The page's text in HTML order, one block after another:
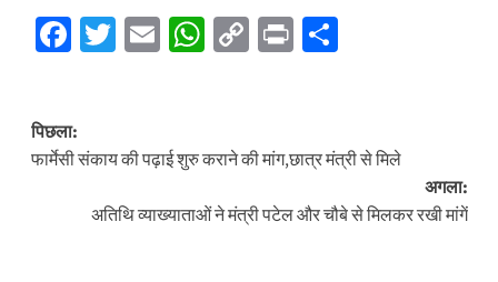
Facebook
Twitter
EmailWhatsApp
Copy
PrintShare
पोस्ट
नेविगेशन
पिछला:
फार्मेसी संकाय की पढ़ाई शुरु कराने की मांग,छात्र मंत्री से मिले
अगला:
अतिथि व्याख्याताओं ने मंत्री पटेल और चौबे से मिलकर रखी मांगें